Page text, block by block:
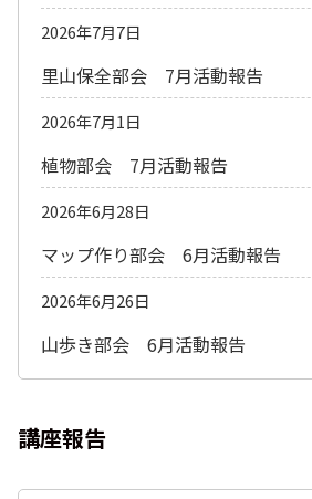
2026年7月7日
里山保全部会 7月活動報告
2026年7月1日
植物部会 7月活動報告
2026年6月28日
マップ作り部会 6月活動報告
2026年6月26日
山歩き部会 6月活動報告
講座報告